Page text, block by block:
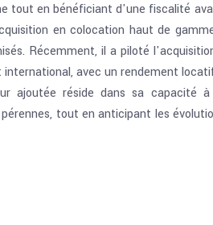
tout en bénéficiant d'une fiscalité
en colocation haut de
Récemment, il a piloté
avec un rendement
ajoutée réside dans sa capacité
tout en anticipant les